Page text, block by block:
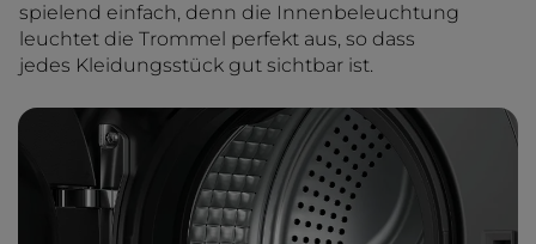
spielend einfach, denn die Innenbeleuchtung
leuchtet die Trommel perfekt aus, so dass
jedes Kleidungsstück gut sichtbar ist.